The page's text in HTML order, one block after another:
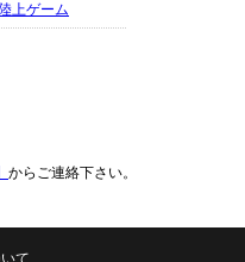
陸上ゲーム
からご連絡下さい。
て